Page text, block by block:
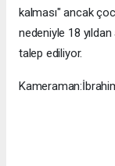
kalması" ancak
nedeniyle 18
talep ediliyor.